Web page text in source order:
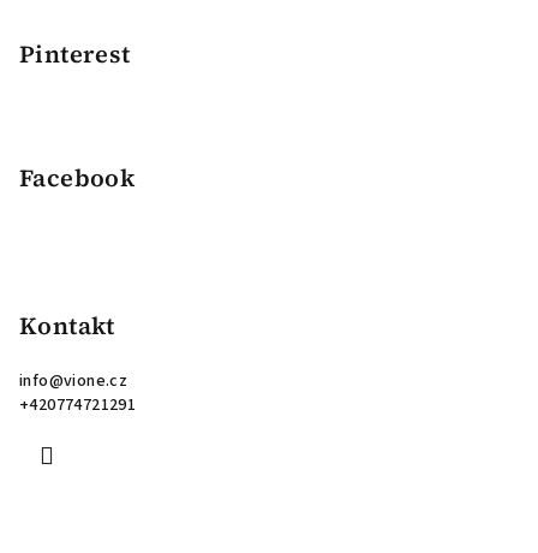
Pinterest
Facebook
Kontakt
info@vione.cz
+420774721291